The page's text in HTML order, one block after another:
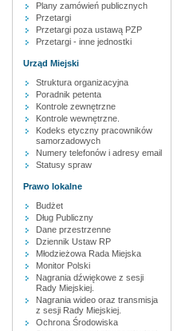
Plany zamówień publicznych
Przetargi
Przetargi poza ustawą PZP
Przetargi - inne jednostki
Urząd Miejski
Struktura organizacyjna
Poradnik petenta
Kontrole zewnętrzne
Kontrole wewnętrzne.
Kodeks etyczny pracowników
samorzadowych
Numery telefonów i adresy email
Statusy spraw
Prawo lokalne
Budżet
Dług Publiczny
Dane przestrzenne
Dziennik Ustaw RP
Młodzieżowa Rada Miejska
Monitor Polski
Nagrania dźwiękowe z sesji
Rady Miejskiej.
Nagrania wideo oraz transmisja
z sesji Rady Miejskiej.
Ochrona Środowiska